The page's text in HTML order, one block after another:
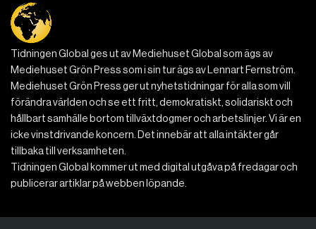
Tidningen Global ges ut av Mediehuset Global som ägs av
Mediehuset Grön Press som i sin tur ägs av Lennart Fernström.
Mediehuset Grön Press ger ut nyhetstidningar för alla som vill
förändra världen och se ett fritt, demokratiskt, solidariskt och
hållbart samhälle bortom tillväxtdogmer och arbetslinjer. Vi är en
icke vinstdrivande koncern. Det innebär att alla intäkter går
tillbaka till verksamheten.
Tidningen Global kommer ut med digital utgåva på fredagar och
publicerar artiklar på webben löpande.